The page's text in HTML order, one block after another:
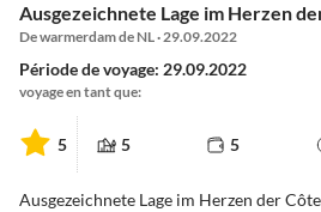
Ausgezeichnete Lage im Herzen
De warmerdam de NL · 29.09.2022
Période de voyage: 29.09.2022
voyage en tant que:
5 5 5
Ausgezeichnete Lage im Herzen der